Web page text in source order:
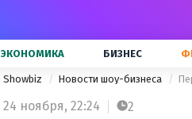
ЭКОНОМИКА БИЗНЕС
Showbiz Новости шоу-бизнеса
24 ноября, 22:24 2